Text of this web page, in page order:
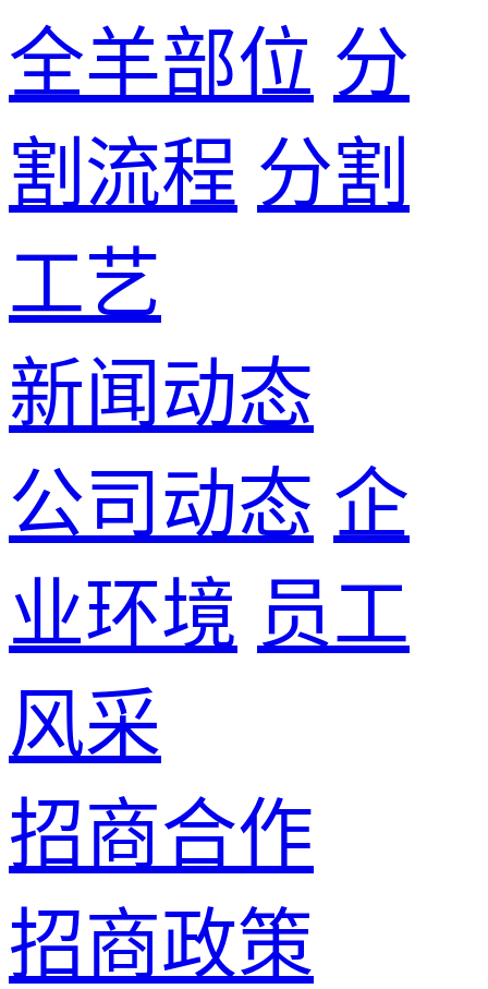
全羊部位 分
割流程 分割
工艺
新闻动态
公司动态 企
业环境 员工
风采
招商合作
招商政策